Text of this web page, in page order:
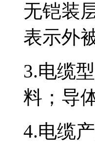
无铠装层
表示外被
3.电缆型
料；导
4.电缆产